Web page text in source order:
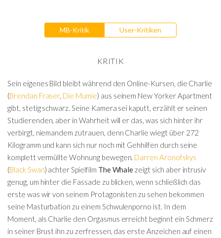
MB-Kritik User-Kritiken
KRITIK
Sein eigenes Bild bleibt während den Online-Kursen, die Charlie
(Brendan Fraser, Die Mumie) aus seinem New Yorker Apartment
gibt, stetig schwarz. Seine Kamera sei kaputt, erzählt er seinen
Studierenden, aber in Wahrheit will er das, was sich hinter ihr
verbirgt, niemandem zutrauen, denn Charlie wiegt über 272
Kilogramm und kann sich nur noch mit Gehhilfen durch seine
komplett vermüllte Wohnung bewegen. Darren Aronofskys
(Black Swan) achter Spielfilm The Whalezeigt sich aber intrusiv
genug, um hinter die Fassade zu blicken, wenn schließlich das
erste was wir von seinem Protagonisten zu sehen bekommen
seine Masturbation zu einem Schwulenporno ist. In dem
Moment, als Charlie den Orgasmus erreicht beginnt ein Schmerz
in seiner Brust ihn zu zerfressen, das erste Anzeichen auf einen